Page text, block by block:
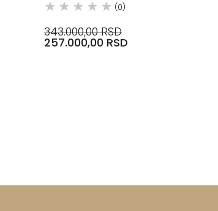
(0)
343.000,00 RSD
257.000,00 RSD